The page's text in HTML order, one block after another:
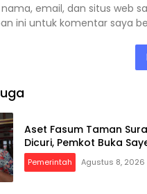
email, dan situs web
ini untuk komentar saya
Aset Fasum Taman
Dicuri, Pemkot Buka
Pemerintah Agustus 8, 2026